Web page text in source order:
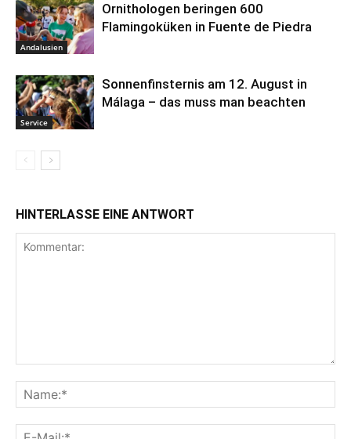
Andalusien
Ornithologen beringen 600
Flamingoküken in Fuente de Piedra
Service
Sonnenfinsternis am 12. August in
Málaga – das muss man beachten
HINTERLASSE EINE ANTWORT